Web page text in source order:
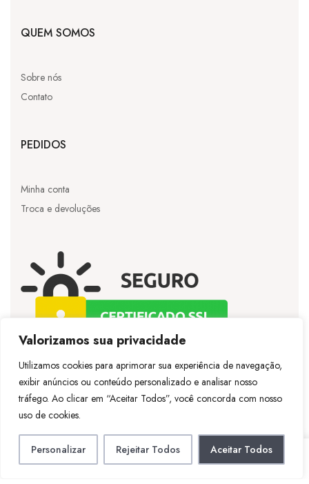
Valorizamos sua privacidade
Utilizamos cookies para aprimorar sua experiência de navegação,
exibir anúncios ou conteúdo personalizado e analisar nosso
tráfego. Ao clicar em “Aceitar Todos”, você concorda com nosso
uso de cookies.
Personalizar Rejeitar Todos Aceitar Todos
QUEM SOMOS
Sobre nós
Contato
PEDIDOS
Minha conta
Troca e devoluções
©Licie– Todos os direitos reservados – Desenvolvido